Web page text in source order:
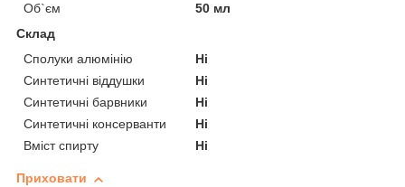
Об`єм
50 мл
Склад
Сполуки алюмінію
Ні
Синтетичні віддушки
Ні
Синтетичні барвники
Ні
Синтетичні консерванти
Ні
Вміст спирту
Ні
Приховати